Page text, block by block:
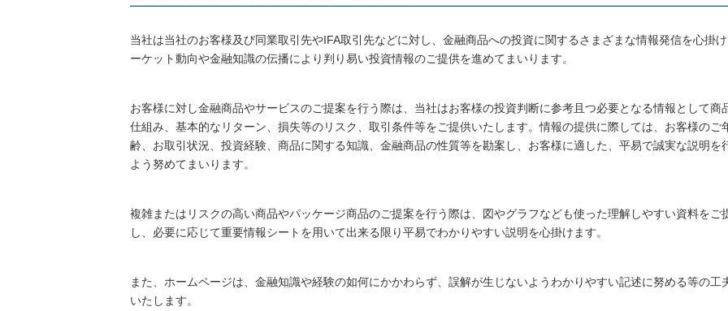
当社は当社のお客様及び同業取引先やIFA取引先などに対し、金融商品への投資に関するさまざまな情報発信を心掛
ーケット動向や金融知識の伝播により判り易い投資情報のご提供を進めてまいります。
お客様に対し金融商品やサービスのご提案を行う際は、当社はお客様の投資判断に参考且つ必要となる情報として商
仕組み、基本的なリターン、損失等のリスク、取引条件等をご提供いたします。情報の提供に際しては、お客様のご
齢、お取引状況、投資経験、商品に関する知識、金融商品の性質等を勘案し、お客様に適した、平易で誠実な説明を
よう努めてまいります。
複雑またはリスクの高い商品やパッケージ商品のご提案を行う際は、図やグラフなども使った理解しやすい資料をご
し、必要に応じて重要情報シートを用いて出来る限り平易でわかりやすい説明を心掛けます。
また、ホームページは、金融知識や経験の如何にかかわらず、誤解が生じないようわかりやすい記述に努める等の工
いたします。